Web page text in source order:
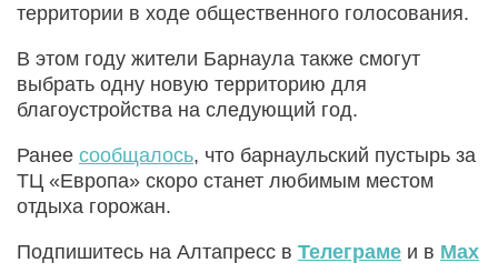
территории в ходе общественного голосования.
В этом году жители Барнаула также смогут
выбрать одну новую территорию для
благоустройства на следующий год.
Ранее сообщалось, что барнаульский пустырь за
ТЦ «Европа» скоро станет любимым местом
отдыха горожан.
Подпишитесь на Алтапресс в Телеграме и в Max